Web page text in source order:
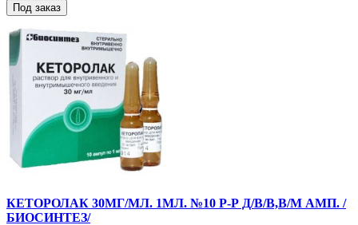
Под заказ
КЕТОРОЛАК 30МГ/МЛ. 1МЛ. №10 Р-Р Д/В/В,В/М АМП. /
БИОСИНТЕЗ/